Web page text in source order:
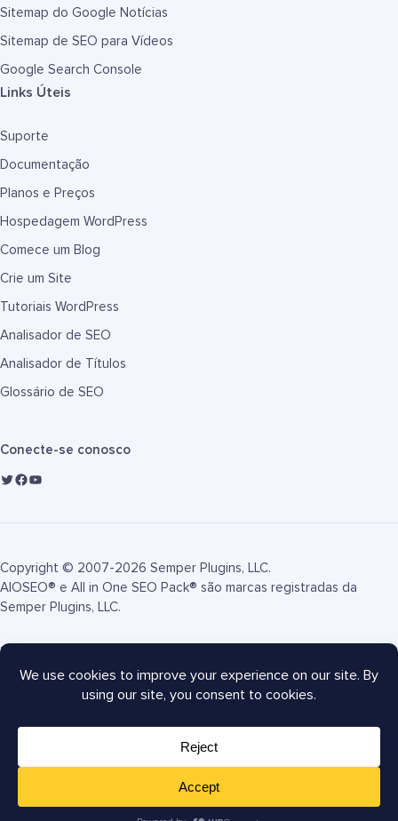
Sitemap do Google Notícias
Sitemap de SEO para Vídeos
Google Search Console
Links Úteis
Suporte
Documentação
Planos e Preços
Hospedagem WordPress
Comece um Blog
Crie um Site
Tutoriais WordPress
Analisador de SEO
Analisador de Títulos
Glossário de SEO
Conecte-se conosco
Copyright © 2007-2026 Semper Plugins, LLC.
AIOSEO® e All in One SEO Pack® são marcas registradas da
Semper Plugins, LLC.
Termos de Serviço
Mapa do site
Cupom AIOSEO